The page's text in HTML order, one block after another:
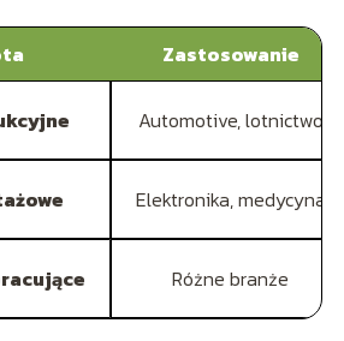
Zastosowanie
Automotive, lotnictwo
Elektronika, medycyna
Różne branże